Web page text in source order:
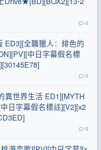
0
ED3][全職獵人：緋色的
中日字幕假名標
0
異世界生活 ED1][MYTH
日字幕假名標註][V2][x2
0